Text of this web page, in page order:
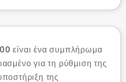
είναι ένα συμπλήρωμα
για τη ρύθμιση της
της